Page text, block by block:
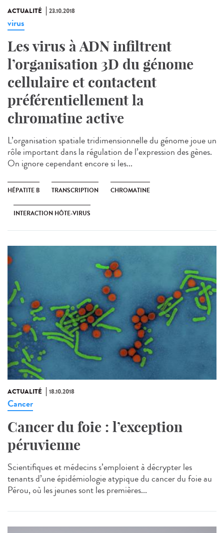
ACTUALITÉ 23.10.2018
virus
Les virus à ADN infiltrent
l’organisation 3D du génome
cellulaire et contactent
préférentiellement la
chromatine active
L’organisation spatiale tridimensionnelle du génome joue un
rôle important dans la régulation de l’expression des gènes.
On ignore cependant encore si les...
HÉPATITE B TRANSCRIPTION CHROMATINE
INTERACTION HÔTE-VIRUS
ACTUALITÉ 18.10.2018
Cancer
Cancer du foie : l’exception
péruvienne
Scientifiques et médecins s’emploient à décrypter les
tenants d’une épidémiologie atypique du cancer du foie au
Pérou, où les jeunes sont les premières...